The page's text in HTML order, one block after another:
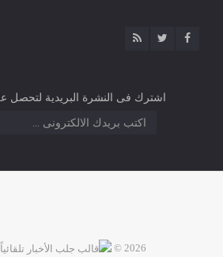
اشترك فى النشرة البريدية لتحصل
2026 ©